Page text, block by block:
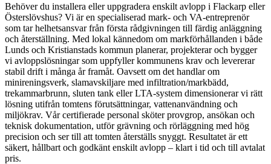
Behöver du installera eller uppgradera enskilt avlopp i Flackarp eller
Österslövshus? Vi är en specialiserad mark- och VA-entreprenör
som tar helhetsansvar från första rådgivningen till färdig anläggning
och återställning. Med lokal kännedom om markförhållanden i både
Lunds och Kristianstads kommun planerar, projekterar och bygger
vi avloppslösningar som uppfyller kommunens krav och levererar
stabil drift i många år framåt. Oavsett om det handlar om
minireningsverk, slamavskiljare med infiltration/markbädd,
trekammarbrunn, sluten tank eller LTA-system dimensionerar vi rätt
lösning utifrån tomtens förutsättningar, vattenanvändning och
miljökrav. Vår certifierade personal sköter provgrop, ansökan och
teknisk dokumentation, utför grävning och rörläggning med hög
precision och ser till att tomten återställs snyggt. Resultatet är ett
säkert, hållbart och godkänt enskilt avlopp – klart i tid och till avtalat
pris.